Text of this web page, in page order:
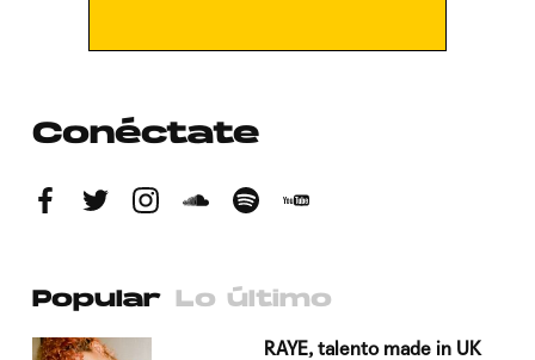
Conéctate
Popular Lo último
RAYE, talento made in UK